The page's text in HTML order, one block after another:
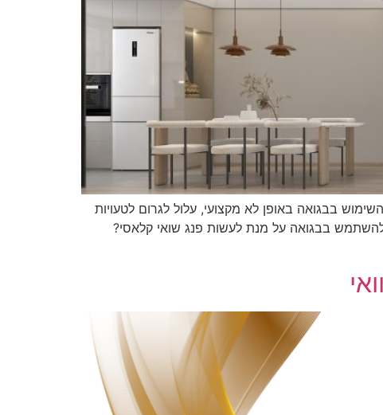
בבגואה באופן לא מקצועי, עלול לגרום לטעויות
בבגואה על מנת לעשות פנג שואי קלאסי?